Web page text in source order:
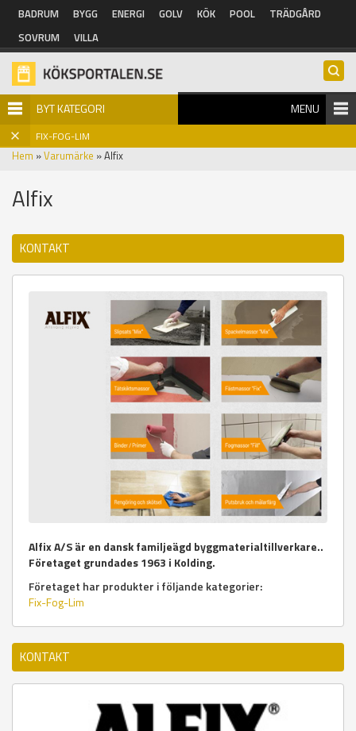
Hoppa till huvudinnehåll
BADRUM BYGG ENERGI GOLV KÖK POOL
TRÄDGÅRD
SOVRUM
VILLA
BYT KATEGORI MENU
FIX-FOG-LIM
Hem »Varumärke » Alfix
Alfix
KONTAKT
Alfix A/S är en dansk familjeägd byggmaterialtillverkare..
Företaget grundades 1963 i Kolding.
Företaget har produkter i följande kategorier:
Fix-Fog-Lim
KONTAKT